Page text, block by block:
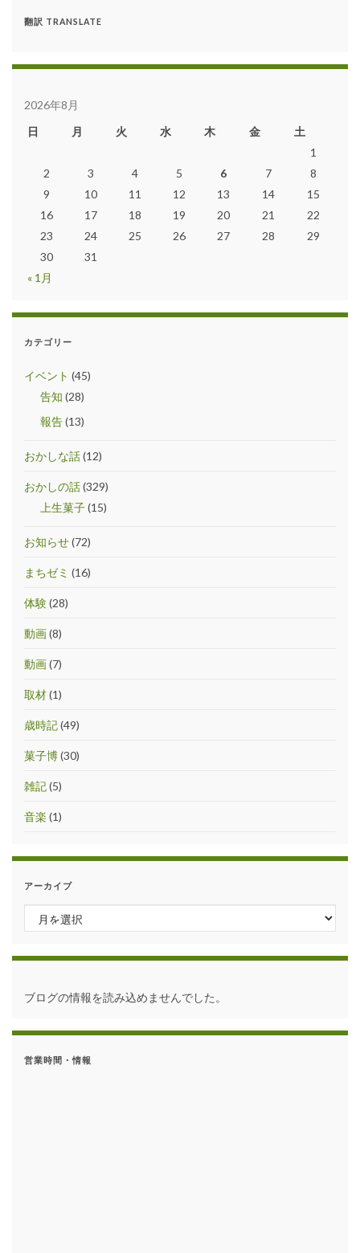
翻訳 TRANSLATE
2026年8月
日
月 火 水 木 金 土
« 1月
1
2
3 4 5 6 7
8
9
10 11 12 13 14
15
16
17 18 19 20 21
22
23
24 25 26 27 28
29
30
31
カテゴリー
イベント (45)
告知 (28)
報告(13)
おかしな話(12)
おかしの話(329)
上生菓子(15)
お知らせ(72)
まちゼミ (16)
体験(28)
動画(8)
動画(7)
取材(1)
歳時記(49)
菓子博(30)
雑記(5)
音楽 (1)
アーカイブ
アーカイブ
ブログの情報を読み込めませんでした。
営業時間・情報